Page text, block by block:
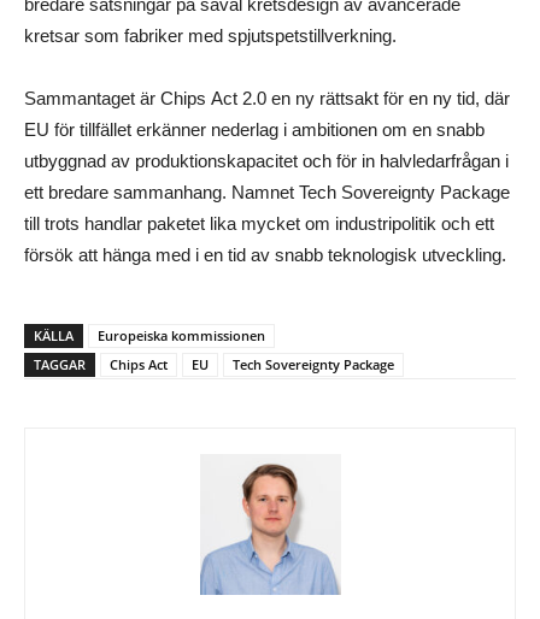
bredare satsningar på såväl kretsdesign av avancerade
kretsar som fabriker med spjutspetstillverkning.
Sammantaget är Chips Act 2.0 en ny rättsakt för en ny tid, där
EU för tillfället erkänner nederlag i ambitionen om en snabb
utbyggnad av produktionskapacitet och för in halvledarfrågan i
ett bredare sammanhang. Namnet Tech Sovereignty Package
till trots handlar paketet lika mycket om industripolitik och ett
försök att hänga med i en tid av snabb teknologisk utveckling.
KÄLLA
Europeiska kommissionen
TAGGAR
Chips Act EU Tech Sovereignty Package